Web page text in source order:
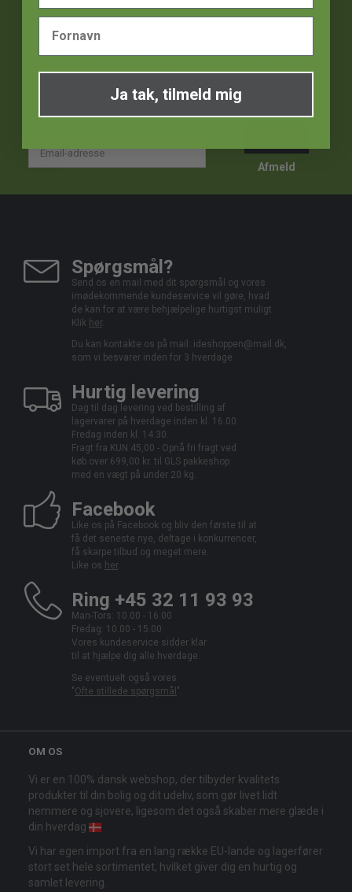
VIND 1000 kr!
Afmeld
Spørgsmål?
Send os en mail med dit spørgsmål og vores
imødekommende kundeservice vil gøre, hvad
de kan for at være behjælpelige hurtigst muligt.
Klik her.
Du kan kontakte os på mail: ideshoppen@mail.dk,
som vi besvarer inden for 3 hverdage.
Hurtig levering
Dag til dag levering ved bestilling af
lagervarer på hverdage inden kl. 16.00.
Fredag inden kl. 14.30.
Fragt fra KUN 45,00 - Opnå fri fragt ved
køb over 699,00 kr. til GLS pakkeshop
med en vægt på under 20 kg.
Facebook
Like os på Facebook og bliv den første til at
få det seneste nye, deltage i konkurrencer,
få skarpe tilbud og meget mere.
Like os her.
Ring +45 32 11 93 93
Man-Tors: 10.00 - 16.00
Fredag: 10.00 - 15.00
Vores kundeservice sidder klar
til at hjælpe dig alle hverdage.
Se eventuelt også vores
"Ofte stillede spørgsmål ".
OM OS
Vi er en 100% dansk webshop, der tilbyder kvalitets
produkter til din bolig og dit udeliv, som gør livet lidt
nemmere og sjovere, ligesom det også skaber mere glæde i
din hverdag
Vi har egen import fra en lang række EU-lande og lagerfører
stort set hele sortimentet, hvilket giver dig en hurtig og
samlet levering.
Ja tak, tilmeld mig